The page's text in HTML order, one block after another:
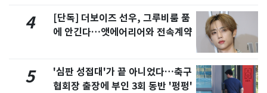
4
[단독] 더보이즈 선우, 그루비룸 품
에 안긴다…앳에어리어와 전속계약
5
'심판 성접대'가 끝 아니었다…축구
협회장 출장에 부인 3회 동반 '펑펑'